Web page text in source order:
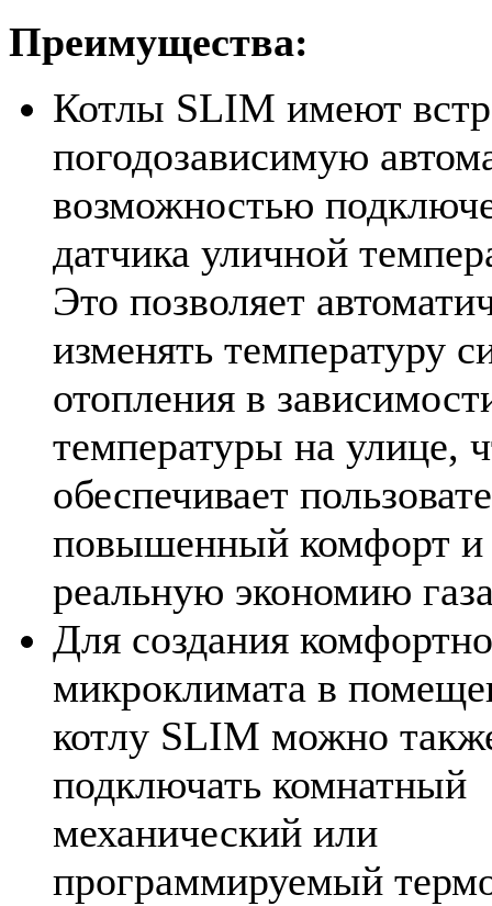
Преимущества:
Котлы SLIM имеют
погодозависимую
возможностью
датчика уличной
Это позволяет
изменять температуру
отопления в
температуры на улице,
обеспечивает
повышенный комфорт и
реальную экономию
Для создания
микроклимата в
котлу SLIM можно
подключать комнатный
механический или
программируемый